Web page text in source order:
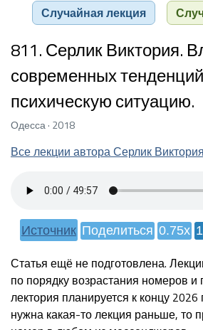
Случайная лекция
811. Серлик Виктория.
современных
психическую ситуацию.
Одесса · 2018
Все лекции автора Серлик Виктория
Источник Поделиться 0.75x
Статья ещё не подготовлена.
по порядку возрастания номеров
лектория планируется к концу
нужна какая-то лекция раньше, то